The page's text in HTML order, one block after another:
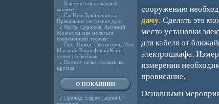
.: Как учиться домашней
молитве
.: Св. Игн. Брянчанинов
Правильное состояние духа
.: Митр. Сурожск. Антоний
Может ли еще молиться
современный человек
.: Прп. Никод. Святогорец Мит.
Макарий Коринфский Книга
душеполезнейшая
.: Почему нельзя желать зла
другим
О ПОКАЯНИИ
.: Препод. Ефрем Сирин О
сооружению
дачу. Сделать это
место установки
для кабеля от
электрошкафа.
измерении
провисание.
Основными